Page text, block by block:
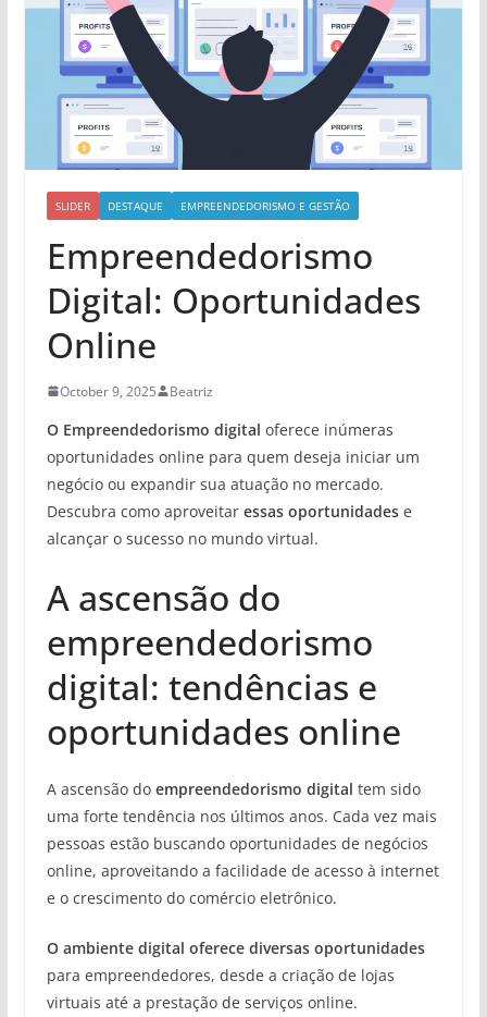
SLIDER DESTAQUE EMPREENDEDORISMO E GESTÃO
Empreendedorismo
Digital: Oportunidades
Online
October 9, 2025 Beatriz
O Empreendedorismo digital oferece inúmeras
oportunidades online para quem deseja iniciar um
negócio ou expandir sua atuação no mercado.
Descubra como aproveitar essas oportunidadese
alcançar o sucesso no mundo virtual.
A ascensão do
empreendedorismo
digital: tendências e
oportunidades online
A ascensão do empreendedorismo digital tem sido
uma forte tendência nos últimos anos. Cada vez mais
pessoas estão buscando oportunidades de negócios
online, aproveitando a facilidade de acesso à internet
e o crescimento do comércio eletrônico.
O ambiente digital oferece diversas oportunidades
para empreendedores, desde a criação de lojas
virtuais até a prestação de serviços online.